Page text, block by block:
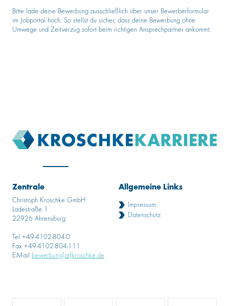
Bitte lade deine Bewerbung ausschließlich über unser Bewerberformular
im Jobportal hoch. So stellst du sicher, dass deine Bewerbung ohne
Umwege und Zeitverzug sofort beim richtigen Ansprechpartner ankommt.
Zentrale
Christoph Kroschke GmbH
Ladestraße 1
22926 Ahrensburg
Tel +49-4102-804-0
Fax +49-4102-804-111
E-Mail bewerbung[at]kroschke.de
Allgemeine Links
Impressum
Datenschutz